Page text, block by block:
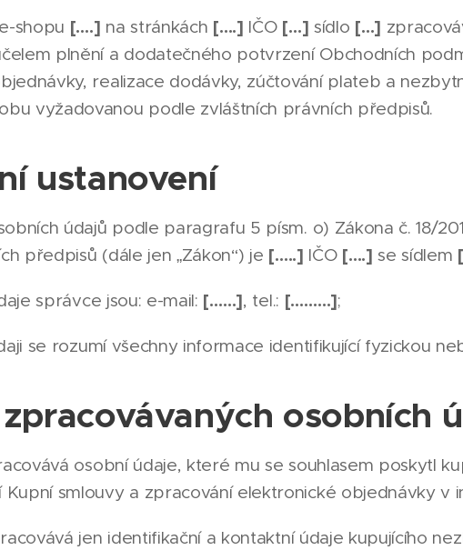
shopu [….] na stránkách [….] IČO […] sídlo […]
plnění a dodatečného potvrzení Obchodních
realizace dodávky, zúčtování plateb a
vyžadovanou podle zvláštních právních předpisů.
ustanovení
údajů podle paragrafu 5 písm. o) Zákona č. 18/
předpisů (dále jen „Zákon“) je […..] IČO [….] se sídlem
správce jsou: e-mail: [……], tel.: [………];
se rozumí všechny informace identifikující fyzickou
osobních
osobní údaje, které mu se souhlasem poskytl
Kupní smlouvy a zpracování elektronické objednávky v
jen identifikační a kontaktní údaje kupujícího